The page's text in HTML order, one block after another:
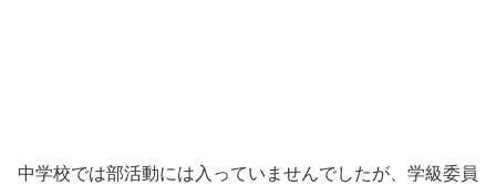
中学校では部活動には入っていませんでしたが、学級委員